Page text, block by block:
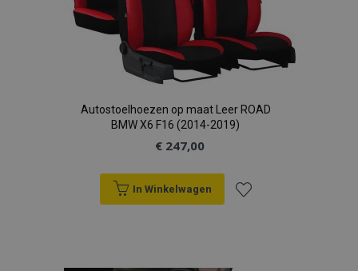
Autostoelhoezen op maat Leer ROAD
BMW X6 F16 (2014-2019)
€ 247,00
In Winkelwagen